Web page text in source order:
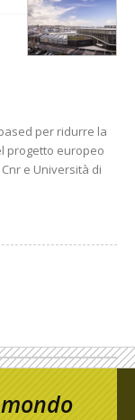
per ridurre la
progetto europeo
e Università di